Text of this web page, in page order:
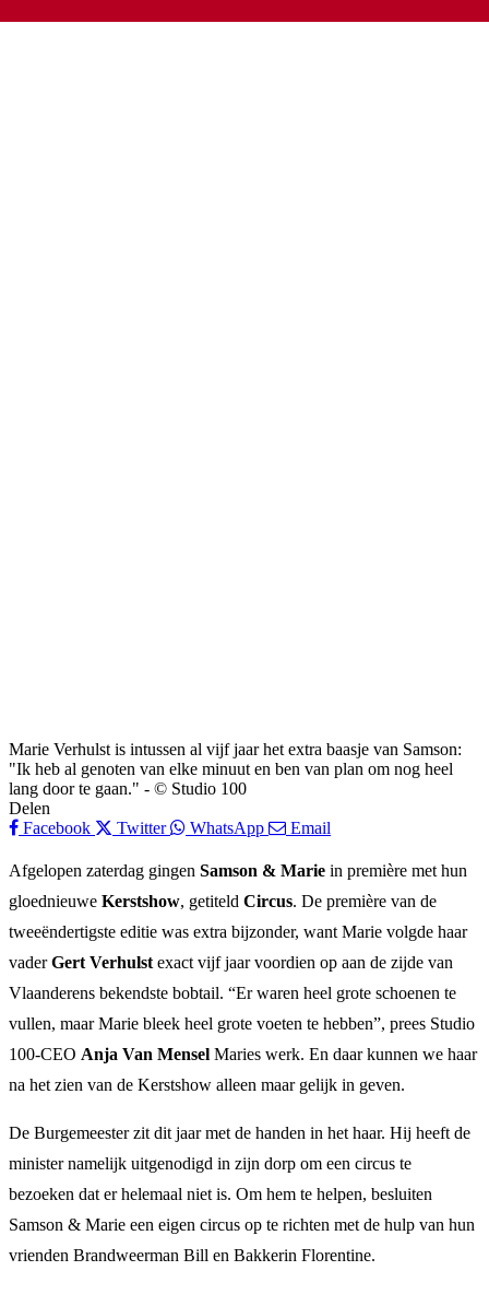
Marie Verhulst is intussen al vijf jaar het extra baasje van Samson:
"Ik heb al genoten van elke minuut en ben van plan om nog heel
lang door te gaan." - © Studio 100
Delen
Facebook
Twitter WhatsApp Email
Afgelopen zaterdag gingen Samson & Marie in première met hun
gloednieuwe Kerstshow, getiteld Circus. De première van de
tweeëndertigste editie was extra bijzonder, want Marie volgde haar
vaderGert Verhulst exact vijf jaar voordien op aan de zijde van
Vlaanderens bekendste bobtail. “Er waren heel grote schoenen te
vullen, maar Marie bleek heel grote voeten te hebben”, prees Studio
100-CEO Anja Van Mensel Maries werk. En daar kunnen we haar
na het zien van de Kerstshow alleen maar gelijk in geven.
De Burgemeester zit dit jaar met de handen in het haar. Hij heeft de
minister namelijk uitgenodigd in zijn dorp om een circus te
bezoeken dat er helemaal niet is. Om hem te helpen, besluiten
Samson & Marie een eigen circus op te richten met de hulp van hun
vrienden Brandweerman Bill en Bakkerin Florentine.